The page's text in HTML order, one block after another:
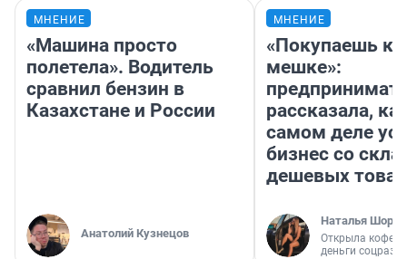
МНЕНИЕ
«Машина просто
полетела». Водитель
сравнил бензин в
Казахстане и России
Анатолий Кузнецов
МНЕНИЕ
«Покупаешь
мешке»:
рассказала,
самом деле
бизнес со
дешевых
Наталья
Открыла
деньги